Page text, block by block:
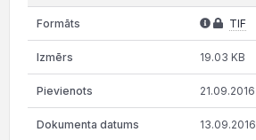
TIF
19.03 KB
21.09.2016
13.09.2016